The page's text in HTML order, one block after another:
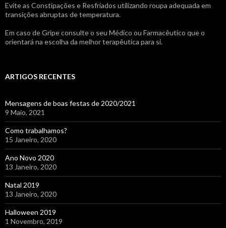
Evite as Constipações e Resfriados utilizando roupa adequada em
transições abruptas de temperatura.
Em caso de Gripe consulte o seu Médico ou Farmacêutico que o
orientará na escolha da melhor terapêutica para si.
ARTIGOS RECENTES
Mensagens de boas festas de 2020/2021
9 Maio, 2021
Como trabalhamos?
15 Janeiro, 2020
Ano Novo 2020
13 Janeiro, 2020
Natal 2019
13 Janeiro, 2020
Halloween 2019
1 Novembro, 2019